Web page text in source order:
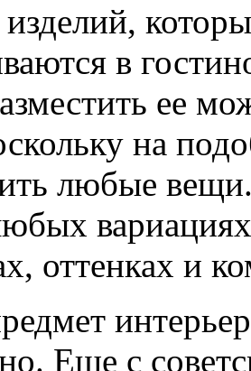
в
ее
на
любые вещи.
оттенках и
Еще с